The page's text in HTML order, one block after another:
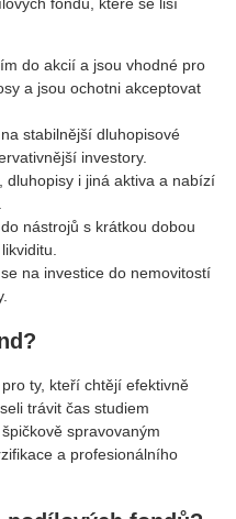
fondů, které se liší
do akcií a jsou vhodné pro
a jsou ochotni akceptovat
stabilnější dluhopisové
investory.
dluhopisy i jiná aktiva a nabízí
nástrojů s krátkou dobou
na investice do nemovitostí
ty, kteří chtějí efektivně
trávit čas studiem
spravovaným
a profesionálního